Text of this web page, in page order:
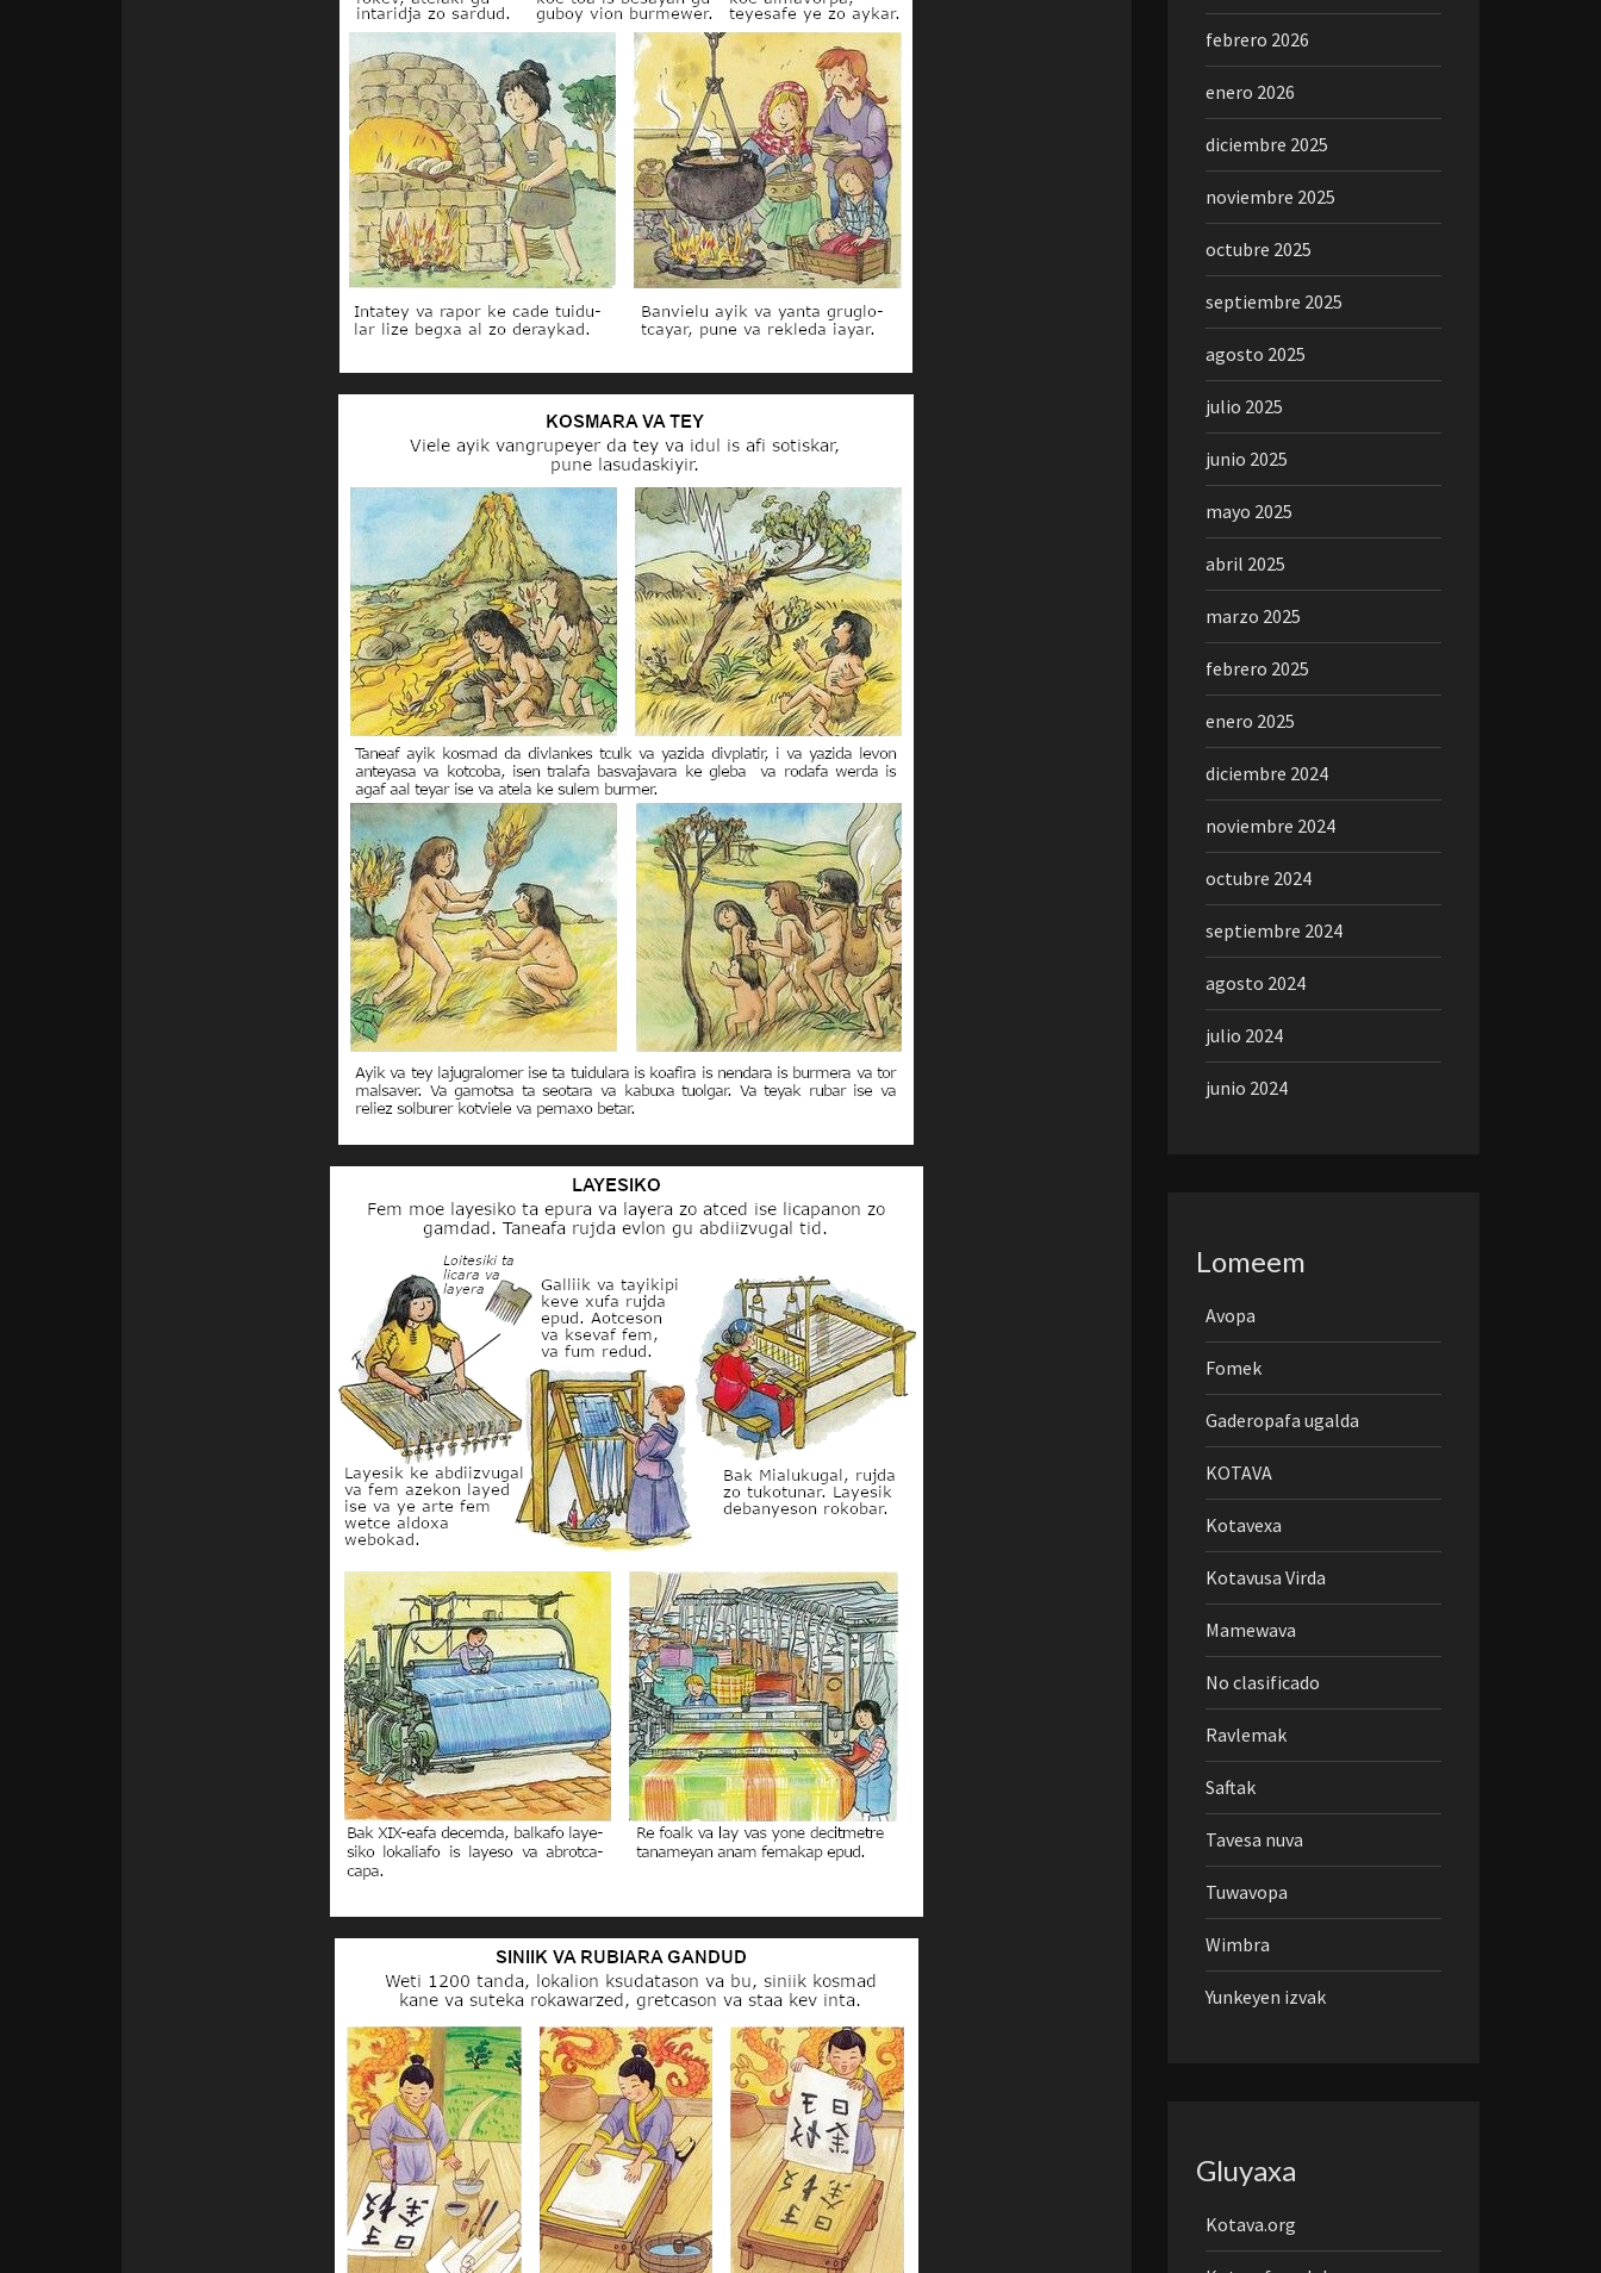
febrero 2026
enero 2026
diciembre 2025
noviembre 2025
octubre 2025
septiembre 2025
agosto 2025
julio 2025
junio 2025
mayo 2025
abril 2025
marzo 2025
febrero 2025
enero 2025
diciembre 2024
noviembre 2024
octubre 2024
septiembre 2024
agosto 2024
julio 2024
junio 2024
Lomeem
Avopa
Fomek
Gaderopafa ugalda
KOTAVA
Kotavexa
Kotavusa Virda
Mamewava
No clasificado
Ravlemak
Saftak
Tavesa nuva
Tuwavopa
Wimbra
Yunkeyen izvak
Gluyaxa
Kotava.org